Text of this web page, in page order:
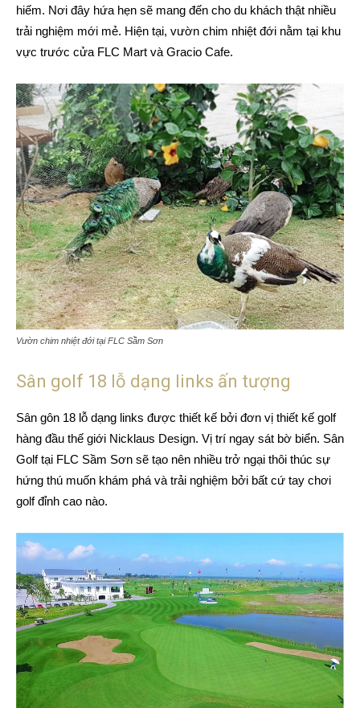
hiếm. Nơi đây hứa hẹn sẽ mang đến cho du khách thật nhiều
trải nghiệm mới mẻ. Hiện tại, vườn chim nhiệt đới nằm tại khu
vực trước cửa FLC Mart và Gracio Cafe.
Vườn chim nhiệt đới tại FLC Sầm Sơn
Sân golf 18 lỗ dạng links ấn tượng
Sân gôn 18 lỗ dạng links được thiết kế bởi đơn vị thiết kế golf
hàng đầu thế giới Nicklaus Design. Vị trí ngay sát bờ biển. Sân
Golf tại FLC Sầm Sơn sẽ tạo nên nhiều trở ngại thôi thúc sự
hứng thú muốn khám phá và trải nghiệm bởi bất cứ tay chơi
golf đỉnh cao nào.